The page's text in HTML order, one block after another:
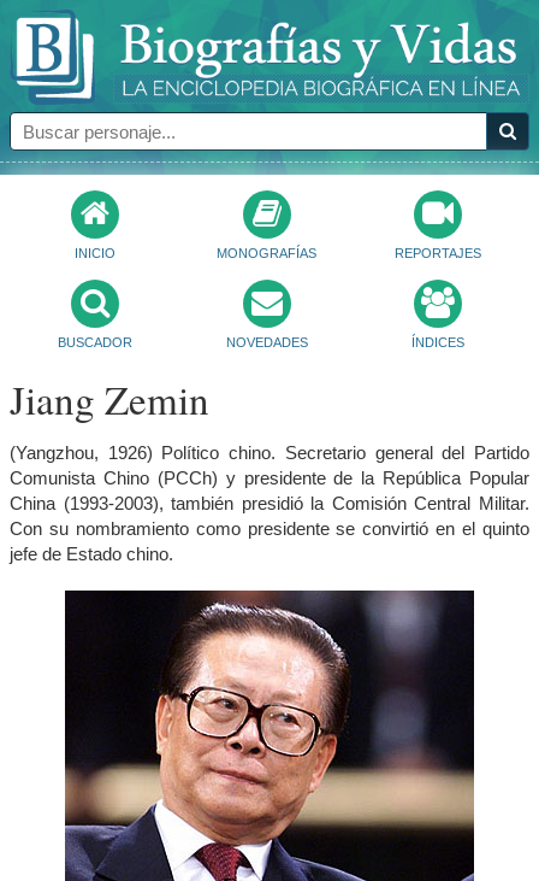
INICIO MONOGRAFÍAS REPORTAJES
BUSCADOR NOVEDADES ÍNDICES
Jiang Zemin
(Yangzhou, 1926) Político chino. Secretario general del Partido
Comunista Chino (PCCh) y presidente de la República Popular
China (1993-2003), también presidió la Comisión Central Militar.
Con su nombramiento como presidente se convirtió en el quinto
jefe de Estado chino.